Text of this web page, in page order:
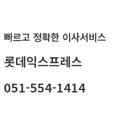
빠르고 정확한 이사서비스
롯데익스프레스
051-554-1414